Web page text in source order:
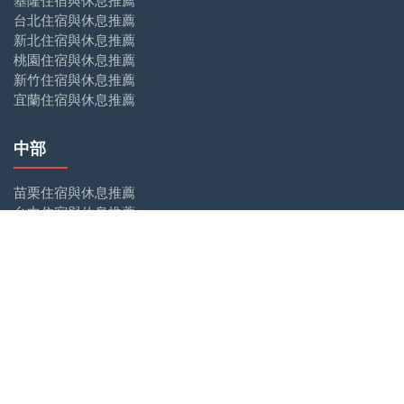
台北住宿與休息推薦
新北住宿與休息推薦
桃園住宿與休息推薦
新竹住宿與休息推薦
宜蘭住宿與休息推薦
中部
苗栗住宿與休息推薦
台中住宿與休息推薦